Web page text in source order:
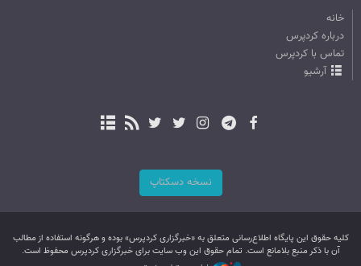
خانه
درباره کردپرس
تماس با کردپرس
آرشیو
نسخه دسکتاپ
کليه حقوق اين پایگاه اطلاع‌رسانی متعلق به «خبرگزاری کردپرس» بوده و هرگونه استفاده از مطالب
آن با ذکر منبع بلامانع است. تمام حقوق این وب سایت برای خبرگزاری کردپرس محفوظ است.